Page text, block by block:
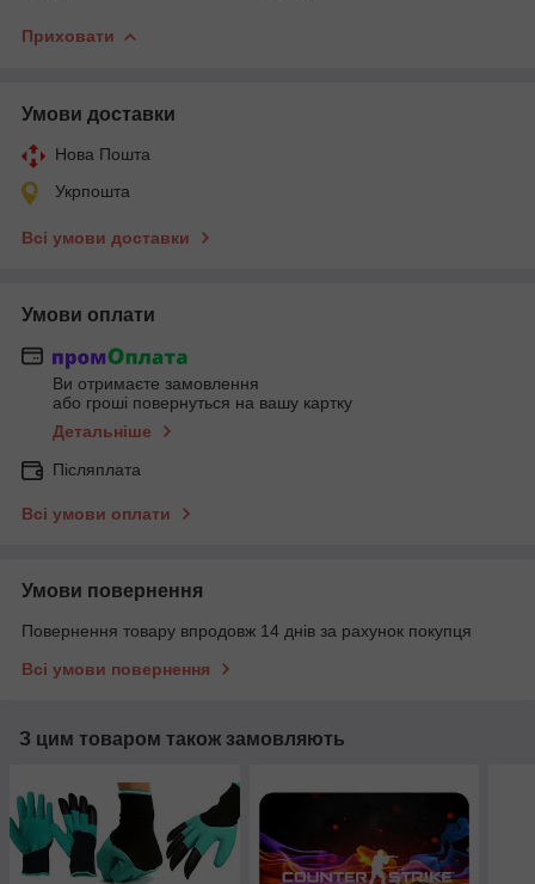
Приховати
Умови доставки
Нова Пошта
Укрпошта
Всі умови доставки
Умови оплати
Ви отримаєте замовлення
або гроші повернуться на вашу картку
Детальніше
Післяплата
Всі умови оплати
Умови повернення
Повернення товару впродовж 14 днів за рахунок покупця
Всі умови повернення
З цим товаром також замовляють